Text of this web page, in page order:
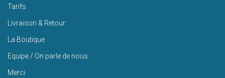
Tarifs
Livraison & Retour
La Boutique
Equipe / On parle de nous
Merci